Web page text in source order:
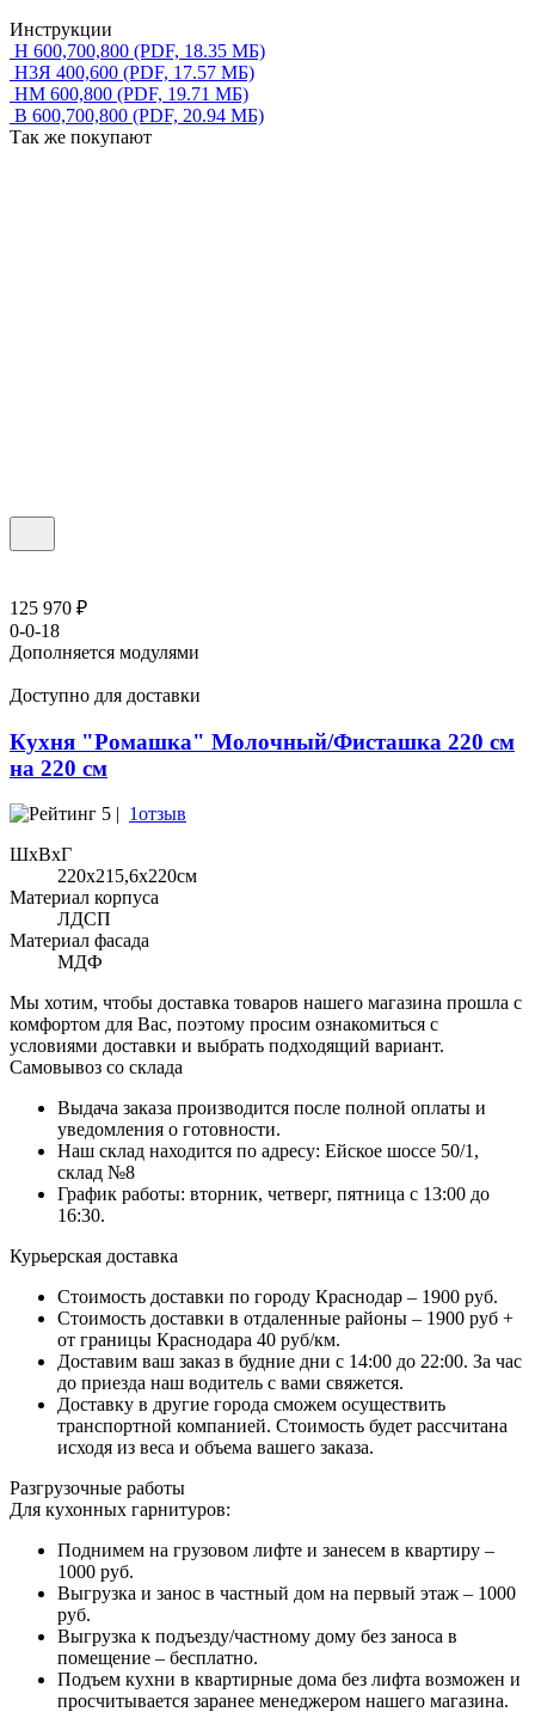
Инструкции
Н 600,700,800 (PDF, 18.35 МБ)
Н3Я 400,600 (PDF, 17.57 МБ)
НМ 600,800 (PDF, 19.71 МБ)
В 600,700,800 (PDF, 20.94 МБ)
Так же покупают
125 970 ₽
0-0-18
Дополняется модулями
Доступно для доставки
Кухня "Ромашка" Молочный/Фисташка 220 см
на 220 см
5 | 1отзыв
ШхВхГ
220x215,6х220см
Материал корпуса
ЛДСП
Материал фасада
МДФ
Мы хотим, чтобы доставка товаров нашего магазина прошла с
комфортом для Вас, поэтому просим ознакомиться с
условиями доставки и выбрать подходящий вариант.
Самовывоз со склада
Выдача заказа производится после полной оплаты и
уведомления о готовности.
Наш склад находится по адресу: Ейское шоссе 50/1,
склад №8
График работы: вторник, четверг, пятница с 13:00 до
16:30.
Курьерская доставка
Стоимость доставки по городу Краснодар – 1900 руб.
Стоимость доставки в отдаленные районы – 1900 руб +
от границы Краснодара 40 руб/км.
Доставим ваш заказ в будние дни с 14:00 до 22:00. За час
до приезда наш водитель с вами свяжется.
Доставку в другие города сможем осуществить
транспортной компанией. Стоимость будет рассчитана
исходя из веса и объема вашего заказа.
Разгрузочные работы
Для кухонных гарнитуров:
Поднимем на грузовом лифте и занесем в квартиру –
1000 руб.
Выгрузка и занос в частный дом на первый этаж – 1000
руб.
Выгрузка к подъезду/частному дому без заноса в
помещение – бесплатно.
Подъем кухни в квартирные дома без лифта возможен и
просчитывается заранее менеджером нашего магазина.